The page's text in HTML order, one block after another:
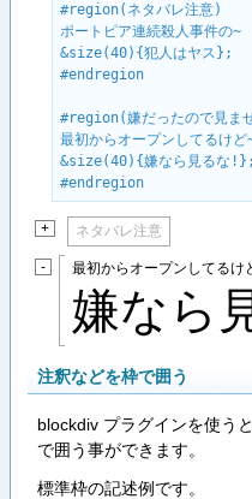
#region(ネタバレ注意)
ポートピア連続殺人事件の~
&size(40){犯人はヤス};
#endregion
#region(嫌だったので見ま
最初からオープンしてるけど
&size(40){嫌なら見るな!};
#endregion
+ ネタバレ注意
- 最初からオープンしてるけ
嫌なら
注釈などを枠で囲う
blockdiv プラグインを使う
で囲う事ができます。
標準枠の記述例です。